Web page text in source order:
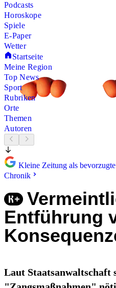
Podcasts
Horoskope
Spiele
E-Paper
Wetter
Startseite
Meine Region
Top News
Sport
Rubriken
Orte
Themen
Autoren
Kleine Zeitung als
Chronik
Entführung
Laut Staatsanwaltschaft